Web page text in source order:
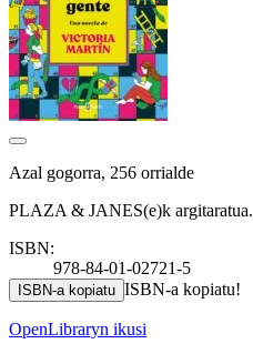
Azal gogorra, 256 orrialde
PLAZA & JANES(e)k argitaratua.
ISBN:
978-84-01-02721-5
ISBN-a kopiatu ISBN-a kopiatu!
OpenLibraryn ikusi